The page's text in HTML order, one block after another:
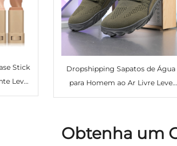
Stick
Leve
Dropshipping Sapatos de Água
para Homem ao Ar Livre Leve
para Trilha e Montanhismo
Sapatos de Água Masculinos
Obtenha um